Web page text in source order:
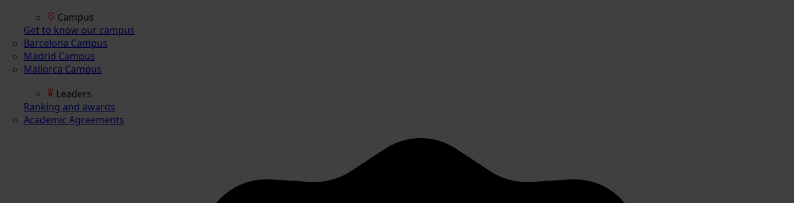
Campus
Get to know our campus
Barcelona Campus
Madrid Campus
Mallorca Campus
Leaders
Ranking and awards
Academic Agreements